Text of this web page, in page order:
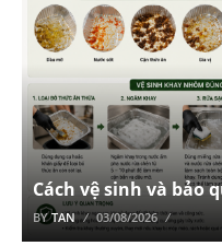
Cách vệ sinh và bảo
BYTAN 03/08/2026